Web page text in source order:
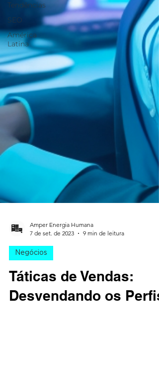
Tendências
SEO
América
Latina
Amper Energia Humana
7 de set. de 2023
Táticas de Vendas: